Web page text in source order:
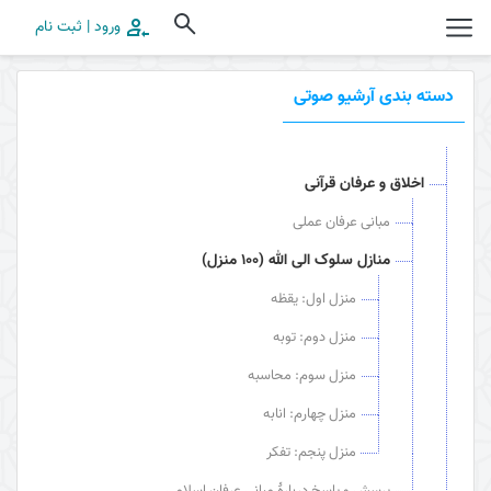
ورود | ثبت نام
دسته بندی آرشیو صوتی
اخلاق و عرفان قرآنی
مبانی عرفان عملی
منازل سلوک الی الله (100 منزل)
منزل اول: یقظه
منزل دوم: توبه
منزل سوم: محاسبه
منزل چهارم: انابه
منزل پنجم: تفکر